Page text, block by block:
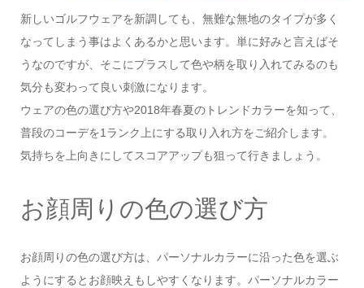
新しいゴルフウェアを新調しても、無難な無地のタイプが多く
なってしまう事はよくあるかと思います。単に好みと言えばそ
うなのですが、そこにプラスして色や柄を取り入れてみるのも
気分も変わって良い刺激になります。
ウェアの色の選び方や2018年春夏のトレンドカラーを知って、
普段のコーデを1ランク上にする取り入れ方をご紹介します。
気持ちを上向きにしてスコアアップも狙って行きましょう。
お顔周りの色の選び方
お顔周りの色の選び方は、パーソナルカラーに沿った色を選ぶ
ようにするとお顔映えもしやすくなります。パーソナルカラー